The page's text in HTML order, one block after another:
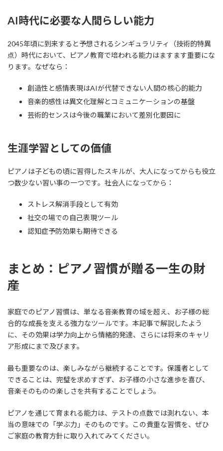
AI時代に必要な人間らしい能力
2045年頃に到来すると予想されるシンギュラリティ（技術的特異
点）時代において、ピアノ教育で培われる能力はますます重要にな
ります。なぜなら：
創造性と感情表現はAIが代替できない人間の核心的能力
音楽的感性は異文化理解とコミュニケーションの基盤
芸術的センスは今後の職業において差別化要因に
生涯学習としての価値
ピアノは子どもの頃に習得したスキルが、大人になってからも役立
つ数少ない習い事の一つです。社会人になってから：
ストレス解消手段として有効
社交の場での自己表現ツール
認知症予防効果も期待できる
まとめ：ピアノ習慣が贈る一生の財
産
家庭でのピアノ習慣は、単なる音楽教育の域を超え、お子様の総
合的な成長を支える強力なツールです。本記事で解説したよう
に、その効果は学力向上から情緒的発達、さらには将来のキャリ
ア形成にまで及びます。
最も重要なのは、楽しみながら継続することです。保護者として
できることは、完璧を求めすぎず、お子様の小さな進歩を喜び、
音楽そのものの楽しさを共有することでしょう。
ピアノを通じて育まれる能力は、テストの点数では測れない、本
当の意味での「学ぶ力」そのものです。この貴重な習慣を、ぜひ
ご家庭の教育方針に取り入れてみてください。